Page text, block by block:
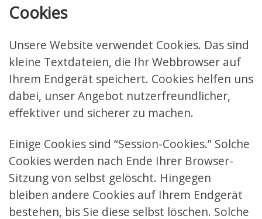
Cookies
Unsere Website verwendet Cookies. Das sind
kleine Textdateien, die Ihr Webbrowser auf
Ihrem Endgerät speichert. Cookies helfen uns
dabei, unser Angebot nutzerfreundlicher,
effektiver und sicherer zu machen.
Einige Cookies sind “Session-Cookies.” Solche
Cookies werden nach Ende Ihrer Browser-
Sitzung von selbst gelöscht. Hingegen
bleiben andere Cookies auf Ihrem Endgerät
bestehen, bis Sie diese selbst löschen. Solche